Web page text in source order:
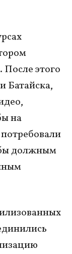
этого
Батайска,
на
должным